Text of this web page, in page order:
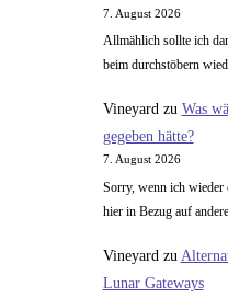
7. August 2026
Allmählich sollte ich
beim durchstöbern
Vineyardzu Was
gegeben hätte?
7. August 2026
Sorry, wenn ich wieder
hier in Bezug auf
Vineyard zu
Lunar Gateways